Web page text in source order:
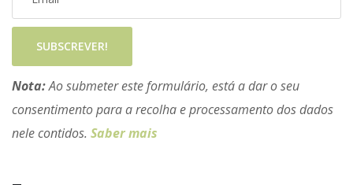
SUBSCREVER!
Nota:Ao submeter este formulário, está a dar o seu
consentimento para a recolha e processamento dos dados
nele contidos. Saber mais